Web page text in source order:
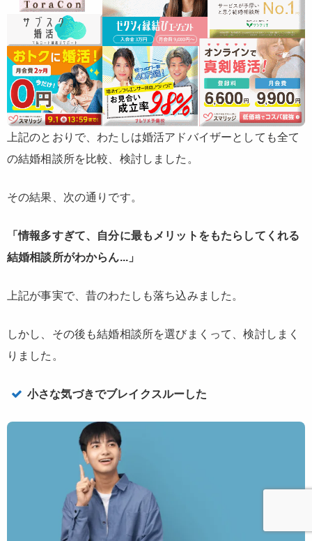
上記のとおりで、わたしは婚活アドバイザーとしても全て
の結婚相談所を比較、検討しました。
その結果、次の通りです。
「情報多すぎて、自分に最もメリットをもたらしてくれる
結婚相談所がわからん...」
上記が事実で、昔のわたしも落ち込みました。
しかし、その後も結婚相談所を選びまくって、検討しまく
りました。
小さな気づきでブレイクスルーした